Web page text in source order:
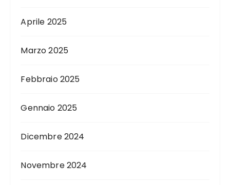
Aprile 2025
Marzo 2025
Febbraio 2025
Gennaio 2025
Dicembre 2024
Novembre 2024